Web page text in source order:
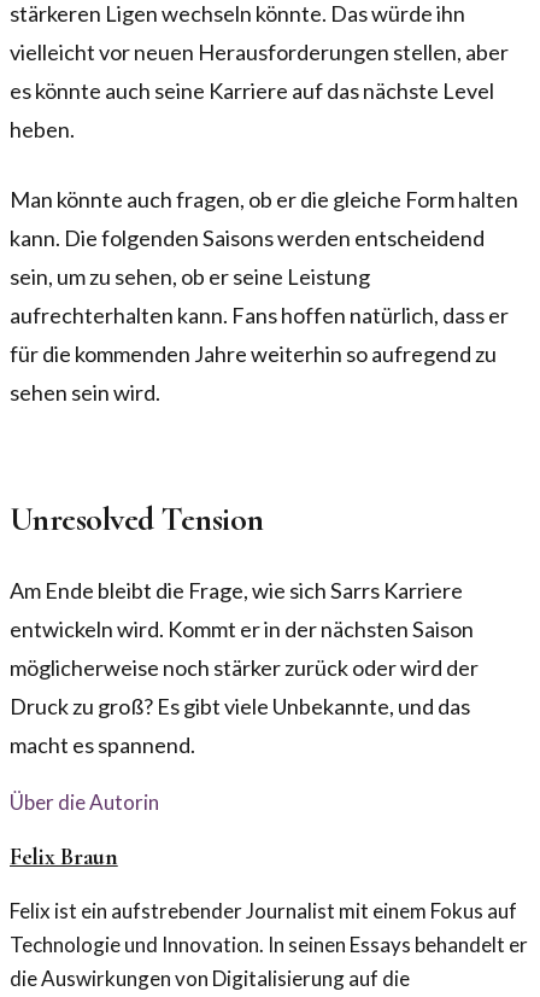
stärkeren Ligen wechseln könnte. Das würde ihn
vielleicht vor neuen Herausforderungen stellen, aber
es könnte auch seine Karriere auf das nächste Level
heben.
Man könnte auch fragen, ob er die gleiche Form halten
kann. Die folgenden Saisons werden entscheidend
sein, um zu sehen, ob er seine Leistung
aufrechterhalten kann. Fans hoffen natürlich, dass er
für die kommenden Jahre weiterhin so aufregend zu
sehen sein wird.
Unresolved Tension
Am Ende bleibt die Frage, wie sich Sarrs Karriere
entwickeln wird. Kommt er in der nächsten Saison
möglicherweise noch stärker zurück oder wird der
Druck zu groß? Es gibt viele Unbekannte, und das
macht es spannend.
Über die Autorin
Felix Braun
Felix ist ein aufstrebender Journalist mit einem Fokus auf
Technologie und Innovation. In seinen Essays behandelt er
die Auswirkungen von Digitalisierung auf die